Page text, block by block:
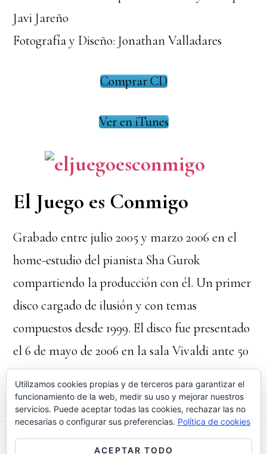
Javi Jareño
Fotografía y Diseño: Jonathan Valladares
Comprar CD
Ver en iTunes
El Juego es Conmigo
Grabado entre julio 2005 y marzo 2006 en el
home-estudio del pianista Sha Gurok
compartiendo la producción con él. Un primer
disco cargado de ilusión y con temas
compuestos desde 1999. El disco fue presentado
el 6 de mayo de 2006 en la sala Vivaldi ante 50
personas.
Utilizamos cookies propias y de terceros para garantizar el
funcionamiento de la web, medir su uso y mejorar nuestros
servicios. Puede aceptar todas las cookies, rechazar las no
necesarias o configurar sus preferencias. Política de cookies
ACEPTAR TODO